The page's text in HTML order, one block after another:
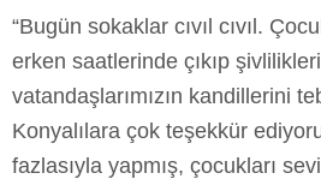
“Bugün sokaklar cıvıl cıvıl.
erken saatlerinde çıkıp
vatandaşlarımızın kandillerini
Konyalılara çok teşekkür
fazlasıyla yapmış, çocukları